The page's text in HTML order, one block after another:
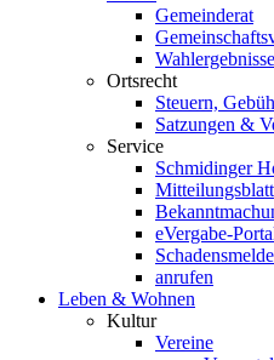
Gemeinderat
Wahlergebnisse
Ortsrecht
Steuern,
Satzungen &
Service
Schmidinger
Mitteilungsblatt
eVergabe-
anrufen
Leben & Wohnen
Kultur
Vereine